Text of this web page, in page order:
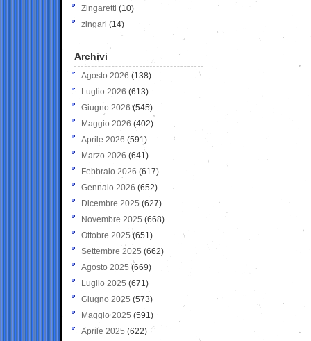
Zingaretti (10)
zingari (14)
Archivi
Agosto 2026 (138)
Luglio 2026 (613)
Giugno 2026 (545)
Maggio 2026 (402)
Aprile 2026 (591)
Marzo 2026 (641)
Febbraio 2026 (617)
Gennaio 2026 (652)
Dicembre 2025 (627)
Novembre 2025 (668)
Ottobre 2025 (651)
Settembre 2025 (662)
Agosto 2025 (669)
Luglio 2025 (671)
Giugno 2025 (573)
Maggio 2025 (591)
Aprile 2025 (622)